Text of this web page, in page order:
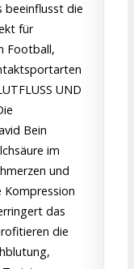
beeinflusst die
für
Football,
UND
Bein
im
und
Kompression
das
die